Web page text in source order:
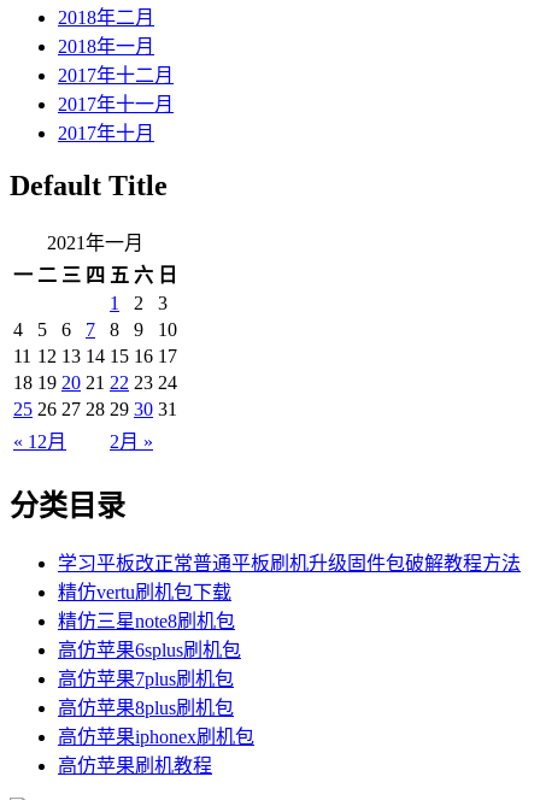
2018年二月
2018年一月
2017年十二月
2017年十一月
2017年十月
Default Title
2021年一月
一 二 三 四 五 六 日
« 12月 2月 »
1 2
3
4
5 6 7 8 9
10
11 12 13 14 15 16 17
18 19 20 21 22 23 24
25 26 27 28 29 30 31
分类目录
学习平板改正常普通平板刷机升级固件包破解教程方法
精仿vertu刷机包下载
精仿三星note8刷机包
高仿苹果6splus刷机包
高仿苹果7plus刷机包
高仿苹果8plus刷机包
高仿苹果iphonex刷机包
高仿苹果刷机教程